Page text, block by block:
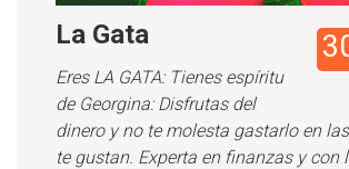
La Gata
Eres LA GATA: Tienes espíritu
de Georgina: Disfrutas del
dinero y no te molesta gastarlo en
te gustan. Experta en finanzas y con